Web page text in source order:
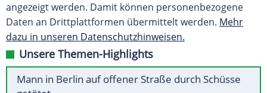
angezeigt werden. Damit können personenbezogene
Daten an Drittplattformen übermittelt werden. Mehr
dazu in unseren Datenschutzhinweisen.
Unsere Themen-Highlights
Mann in Berlin auf offener Straße durch Schüsse